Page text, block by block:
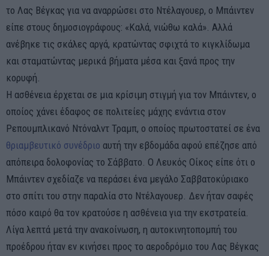
το Λας Βέγκας για να αναρρώσει στο Ντέλαγουερ, ο Μπάιντεν
είπε στους δημοσιογράφους: «Καλά, νιώθω καλά». Αλλά
ανέβηκε τις σκάλες αργά, κρατώντας σφιχτά το κιγκλίδωμα
και σταματώντας μερικά βήματα μέσα και ξανά προς την
κορυφή.
Η ασθένεια έρχεται σε μια κρίσιμη στιγμή για τον Μπάιντεν, ο
οποίος χάνει έδαφος σε πολιτείες μάχης ενάντια στον
Ρεπουμπλικανό Ντόναλντ Τραμπ, ο οποίος πρωτοστατεί σε ένα
θριαμβευτικό συνέδριο αυτή την εβδομάδα αφού επέζησε από
απόπειρα δολοφονίας το Σάββατο. Ο Λευκός Οίκος είπε ότι ο
Μπάιντεν σχεδίαζε να περάσει ένα μεγάλο Σαββατοκύριακο
στο σπίτι του στην παραλία στο Ντέλαγουερ. Δεν ήταν σαφές
πόσο καιρό θα τον κρατούσε η ασθένεια για την εκστρατεία.
Λίγα λεπτά μετά την ανακοίνωση, η αυτοκινητοπομπή του
προέδρου ήταν εν κινήσει προς το αεροδρόμιο του Λας Βέγκας